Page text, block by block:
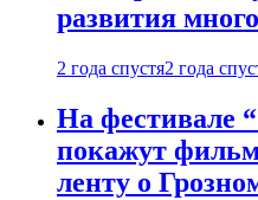
развития
2 года спустя2 года
На фестивале
покажут
ленту о